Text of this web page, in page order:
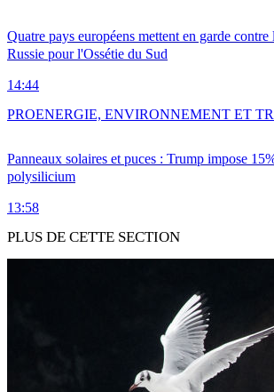
Quatre pays européens mettent en garde contre
Russie pour l'Ossétie du Sud
14:44
Panneaux solaires et puces : Trump impose
polysilicium
13:58
PROENERGIE, ENVIRONNEMENT ET
PLUS DE CETTE SECTION